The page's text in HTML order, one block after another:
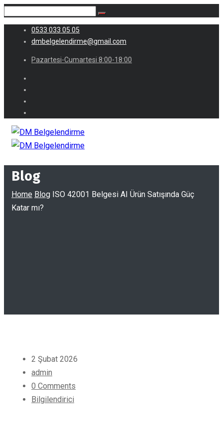
0533 033 05 05
dmbelgelendirme@gmail.com
Pazartesi-Cumartesi 8:00-18:00
Blog
Home Blog ISO 42001 Belgesi AI Ürün Satışında Güç
Katar mı?
2 Şubat 2026
admin
0 Comments
Bilgilendirici